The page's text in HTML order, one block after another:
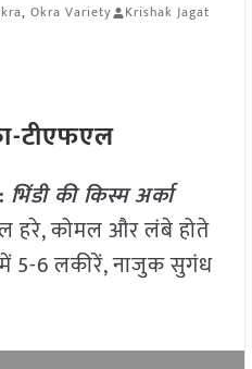
, Okra Variety Krishak Jagat
टीएफएल
भिंडी की किस्म अर्का
हरे, कोमल और लंबे होते
5-6 लकीरें, नाजुक सुगंध